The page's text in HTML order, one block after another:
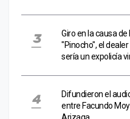
Giro en la causa
"Pinocho", el
sería un expolicía
Difundieron el
entre Facundo